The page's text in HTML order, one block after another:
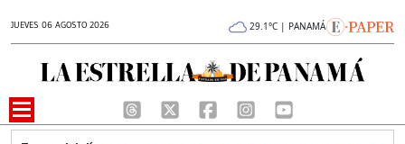
JUEVES 06 AGOSTO 2026 29.1°C | PANAMÁ